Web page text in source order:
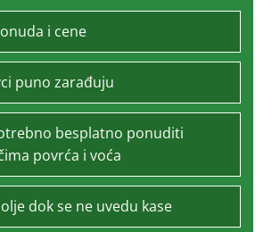
i cene
puno zarađuju
besplatno ponuditi
povrća i voća
dok se ne uvedu kase